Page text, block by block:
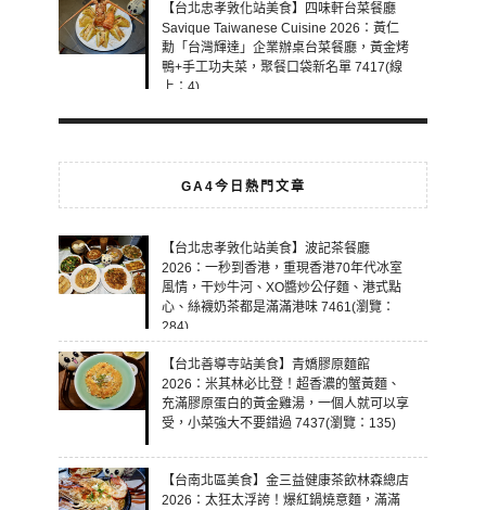
【台北忠孝敦化站美食】四味軒台菜餐廳
Savique Taiwanese Cuisine 2026：黃仁
勳「台灣輝達」企業辦桌台菜餐廳，黃金烤
鴨+手工功夫菜，聚餐口袋新名單 7417(線
上：4)
GA4今日熱門文章
【台北忠孝敦化站美食】波記茶餐廳
2026：一秒到香港，重現香港70年代冰室
風情，干炒牛河、XO醬炒公仔麵、港式點
心、絲襪奶茶都是滿滿港味 7461(瀏覽：
284)
【台北善導寺站美食】青嬌膠原麵館
2026：米其林必比登！超香濃的蟹黃麵、
充滿膠原蛋白的黃金雞湯，一個人就可以享
受，小菜強大不要錯過 7437(瀏覽：135)
【台南北區美食】金三益健康茶飲林森總店
2026：太狂太浮誇！爆紅鍋燒意麵，滿滿